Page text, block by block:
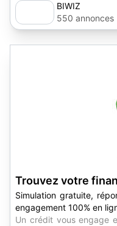
BIWIZ
550 annonces
Trouvez votre
Simulation gratuite,
engagement 100% en
Un crédit vous engage